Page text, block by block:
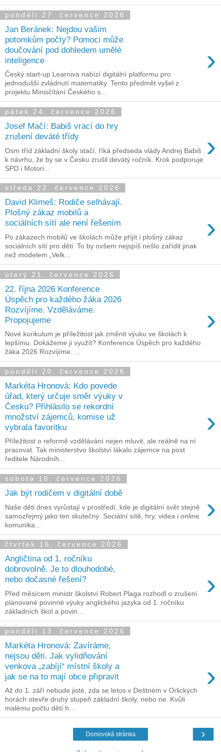
pondělí 27. července 2026
Jan Beránek: Nejdou vašim
potomkům počty? Pomoci může
doučování pod dohledem umělé
inteligence
›
Český start-up Learniva nabízí digitální platformu pro
jednodušší zvládnutí matematiky. Tento předmět vyšel z
projektu Minisčítání Českého s...
pátek 24. července 2026
Josef Mačí: Babiš vrací do hry
zrušení deváté třídy
›
Osm tříd základní školy stačí, říká předseda vlády Andrej Babiš
k návrhu, že by se v Česku zrušil devátý ročník. Krok podporuje
SPD i Motori...
středa 22. července 2026
David Klimeš: Rodiče selhávají.
Plošný zákaz mobilů a
sociálních sítí ale není řešením
›
Po zákazech mobilů ve školách může přijít i plošný zákaz
sociálních sítí pro děti. To by ovšem nejspíš nešlo zařídit jinak
než modelem „Velk...
úterý 21. července 2026
22. října 2026 Konference
Úspěch pro každého žáka 2026
Rozvíjíme. Vzděláváme.
Propojujeme
›
Nové kurikulum je příležitost jak změnit výuku ve školách k
lepšímu. Dokážeme ji využít? Konference Úspěch pro každého
žáka 2026 Rozvíjíme. ...
pondělí 20. července 2026
Markéta Hronová: Kdo povede
úřad, který určuje směr výuky v
Česku? Přihlásilo se rekordní
množství zájemců, komise už
vybrala favoritku
›
Příležitost o reformě vzdělávání nejen mluvit, ale reálně na ní
pracovat. Tak ministerstvo školství lákalo zájemce na post
ředitele Národníh...
sobota 18. července 2026
Jak být rodičem v digitální době ›
Naše děti dnes vyrůstají v prostředí, kde je digitální svět stejně
samozřejmý jako ten skutečný. Sociální sítě, hry, videa i online
komunika...
čtvrtek 16. července 2026
Angličtina od 1. ročníku
dobrovolně. Je to dlouhodobé,
nebo dočasné řešení?
›
Před měsícem ministr školství Robert Plaga rozhodl o zrušení
plánované povinné výuky anglického jazyka od 1. ročníku
základních škol a povin...
pondělí 13. července 2026
Markéta Hronová: Zavíráme,
nejsou děti. Jak vylidňování
venkova „zabíjí“ místní školy a
jak se na to mají obce připravit
›
Až do 1. září nebude jisté, zda se letos v Deštném v Orlických
horách otevře druhý stupeň základní školy, nebo ne. Kvůli
malému počtu dětí h...
›
Domovská stránka